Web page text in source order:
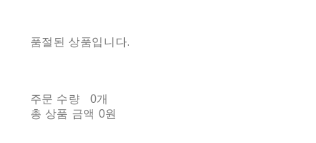
품절된 상품입니다.
주문 수량
0개
총 상품 금액 0원